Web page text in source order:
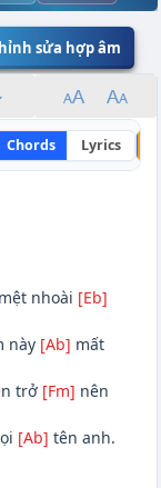
sửa hợp âm
Chords Lyrics
nhoài [Eb]
này [Ab] mất
trở [Fm] nên
[Ab] tên anh.